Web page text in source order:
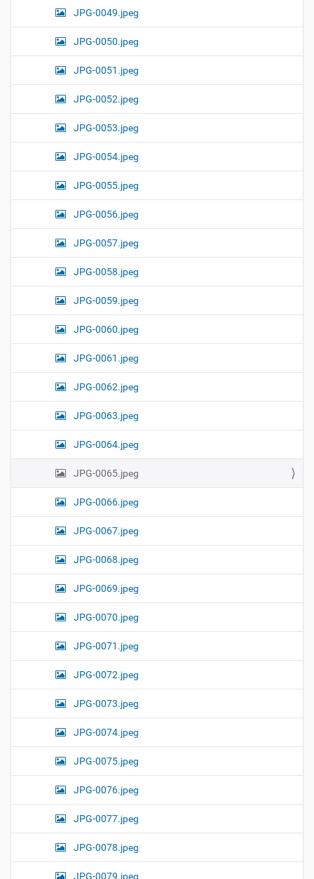
JPG-0049.jpeg
JPG-0050.jpeg
JPG-0051.jpeg
JPG-0052.jpeg
JPG-0053.jpeg
JPG-0054.jpeg
JPG-0055.jpeg
JPG-0056.jpeg
JPG-0057.jpeg
JPG-0058.jpeg
JPG-0059.jpeg
JPG-0060.jpeg
JPG-0061.jpeg
JPG-0062.jpeg
JPG-0063.jpeg
JPG-0064.jpeg
JPG-0065.jpeg
JPG-0066.jpeg
JPG-0067.jpeg
JPG-0068.jpeg
JPG-0069.jpeg
JPG-0070.jpeg
JPG-0071.jpeg
JPG-0072.jpeg
JPG-0073.jpeg
JPG-0074.jpeg
JPG-0075.jpeg
JPG-0076.jpeg
JPG-0077.jpeg
JPG-0078.jpeg
JPG-0079.jpeg